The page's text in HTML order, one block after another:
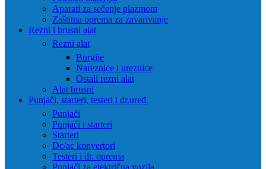
Aparati za sečenje plazmom
Zaštitna oprema za zavarivanje
Rezni i brusni alat
Rezni alat
Burgije
Nareznice i ureznice
Ostali rezni alat
Alat brusni
Punjači, starteri, testeri i dr.uređ.
Punjači
Punjači i starteri
Starteri
Dc/ac konvertori
Testeri i dr. oprema
Punjači za električna vozila